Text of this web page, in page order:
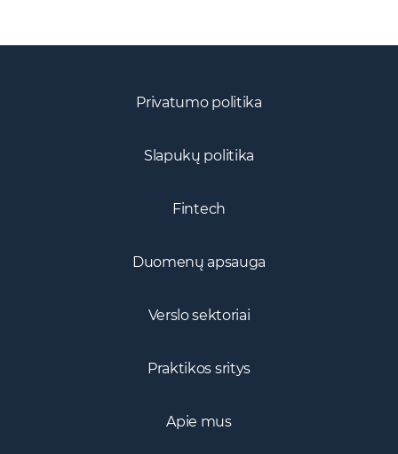
Privatumo politika
Slapukų politika
Fintech
Duomenų apsauga
Verslo sektoriai
Praktikos sritys
Apie mus